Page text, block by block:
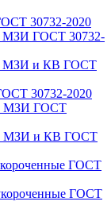
30732-2020
МЗИ ГОСТ 30732-
МЗИ и КВ ГОСТ
30732-2020
МЗИ ГОСТ
МЗИ и КВ ГОСТ
ГОСТ
ГОСТ